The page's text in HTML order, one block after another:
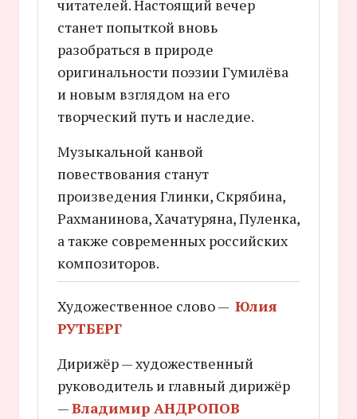
читателей. Настоящий вечер
станет попыткой вновь
разобраться в природе
оригинальности поэзии Гумилёва
и новым взглядом на его
творческий путь и наследие.
Музыкальной канвой
повествования станут
произведения Глинки, Скрябина,
Рахманинова, Хачатуряна, Пуленка,
а также современных российских
композиторов.
Художественное слово — Юлия
РУТБЕРГ
Дирижёр — художественный
руководитель и главный дирижёр
—Владимир АНДРОПОВ